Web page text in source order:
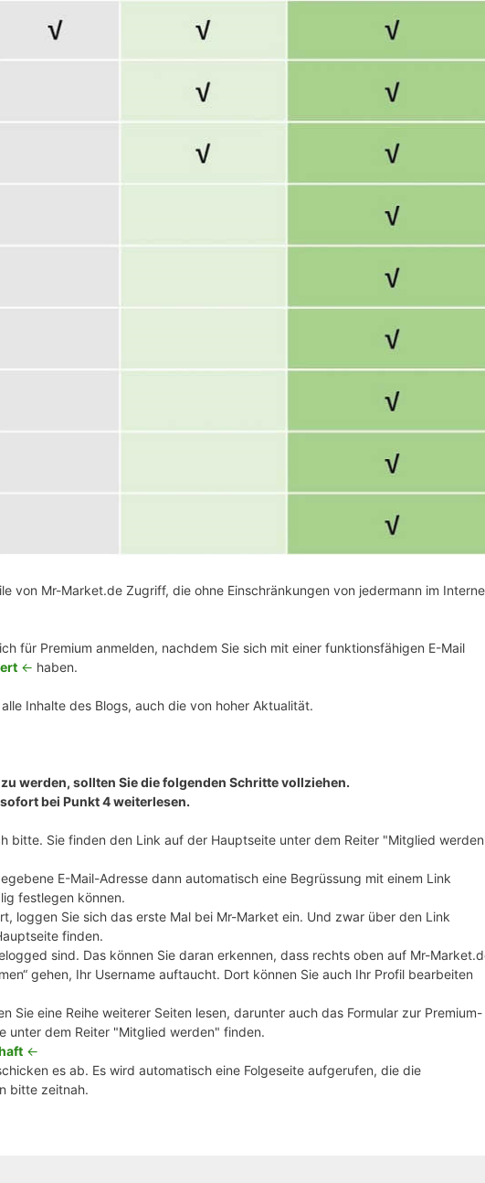
von Mr-Market.de Zugriff, die ohne Einschränkungen von jedermann im
für Premium anmelden, nachdem Sie sich mit einer funktionsfähigen E-Mail
<- haben.
Inhalte des Blogs, auch die von hoher Aktualität.
werden, sollten Sie die folgenden Schritte vollziehen.
bei Punkt 4 weiterlesen.
bitte. Sie finden den Link auf der Hauptseite unter dem Reiter "Mitglied
E-Mail-Adresse dann automatisch eine Begrüssung mit einem Link
festlegen können.
loggen Sie sich das erste Mal bei Mr-Market ein. Und zwar über den Link
finden.
sind. Das können Sie daran erkennen, dass rechts oben auf Mr-
gehen, Ihr Username auftaucht. Dort können Sie auch Ihr Profil bearbeiten
Sie eine Reihe weiterer Seiten lesen, darunter auch das Formular zur Premium-
unter dem Reiter "Mitglied werden" finden.
<-
es ab. Es wird automatisch eine Folgeseite aufgerufen, die die
bitte zeitnah.